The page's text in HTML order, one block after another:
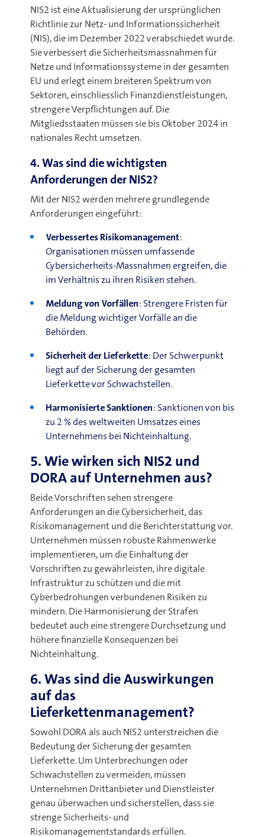
NIS2 ist eine Aktualisierung der ursprünglichen
Richtlinie zur Netz- und Informationssicherheit
(NIS), die im Dezember 2022 verabschiedet wurde.
Sie verbessert die Sicherheitsmassnahmen für
Netze und Informationssysteme in der gesamten
EU und erlegt einem breiteren Spektrum von
Sektoren, einschliesslich Finanzdienstleistungen,
strengere Verpflichtungen auf. Die
Mitgliedsstaaten müssen sie bis Oktober 2024 in
nationales Recht umsetzen.
4. Was sind die wichtigsten
Anforderungen der NIS2?
Mit der NIS2 werden mehrere grundlegende
Anforderungen eingeführt:
Verbessertes Risikomanagement:
Organisationen müssen umfassende
Cybersicherheits-Massnahmen ergreifen, die
im Verhältnis zu ihren Risiken stehen.
Meldung von Vorfällen: Strengere Fristen für
die Meldung wichtiger Vorfälle an die
Behörden.
Sicherheit der Lieferkette: Der Schwerpunkt
liegt auf der Sicherung der gesamten
Lieferkette vor Schwachstellen.
Harmonisierte Sanktionen: Sanktionen von bis
zu 2 % des weltweiten Umsatzes eines
Unternehmens bei Nichteinhaltung.
5. Wie wirken sich NIS2 und
DORA auf Unternehmen aus?
Beide Vorschriften sehen strengere
Anforderungen an die Cybersicherheit, das
Risikomanagement und die Berichterstattung vor.
Unternehmen müssen robuste Rahmenwerke
implementieren, um die Einhaltung der
Vorschriften zu gewährleisten, ihre digitale
Infrastruktur zu schützen und die mit
Cyberbedrohungen verbundenen Risiken zu
mindern. Die Harmonisierung der Strafen
bedeutet auch eine strengere Durchsetzung und
höhere finanzielle Konsequenzen bei
Nichteinhaltung.
6. Was sind die Auswirkungen
auf das
Lieferkettenmanagement?
Sowohl DORA als auch NIS2 unterstreichen die
Bedeutung der Sicherung der gesamten
Lieferkette. Um Unterbrechungen oder
Schwachstellen zu vermeiden, müssen
Unternehmen Drittanbieter und Dienstleister
genau überwachen und sicherstellen, dass sie
strenge Sicherheits- und
Risikomanagementstandards erfüllen.